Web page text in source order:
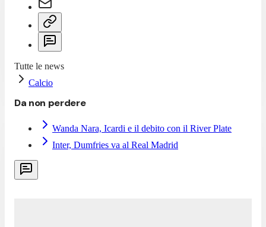
Tutte le news
Calcio
Da non perdere
Wanda Nara, Icardi e il debito con il River Plate
Inter, Dumfries va al Real Madrid